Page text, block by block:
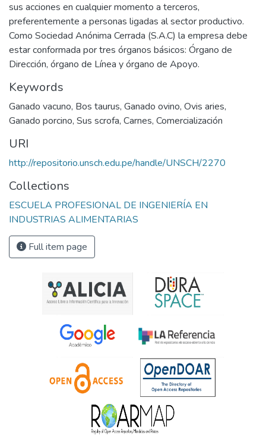
Keywords
Ganado vacuno, Bos taurus, Ganado ovino, Ovis aries,
Ganado porcino, Sus scrofa, Carnes, Comercialización
URI
http://repositorio.unsch.edu.pe/handle/UNSCH/2270
Collections
ESCUELA PROFESIONAL DE INGENIERÍA EN
INDUSTRIAS ALIMENTARIAS
Full item page